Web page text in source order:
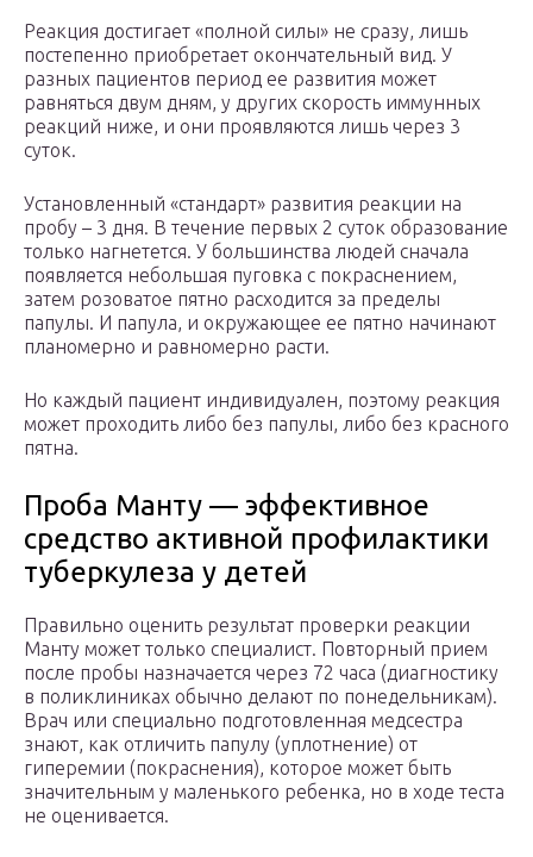
Реакция достигает «полной силы» не сразу, лишь
постепенно приобретает окончательный вид. У
разных пациентов период ее развития может
равняться двум дням, у других скорость иммунных
реакций ниже, и они проявляются лишь через 3
суток.
Установленный «стандарт» развития реакции на
пробу – 3 дня. В течение первых 2 суток образование
только нагнетется. У большинства людей сначала
появляется небольшая пуговка с покраснением,
затем розоватое пятно расходится за пределы
папулы. И папула, и окружающее ее пятно начинают
планомерно и равномерно расти.
Но каждый пациент индивидуален, поэтому реакция
может проходить либо без папулы, либо без красного
пятна.
Проба Манту — эффективное
средство активной профилактики
туберкулеза у детей
Правильно оценить результат проверки реакции
Манту может только специалист. Повторный прием
после пробы назначается через 72 часа (диагностику
в поликлиниках обычно делают по понедельникам).
Врач или специально подготовленная медсестра
знают, как отличить папулу (уплотнение) от
гиперемии (покраснения), которое может быть
значительным у маленького ребенка, но в ходе теста
не оценивается.